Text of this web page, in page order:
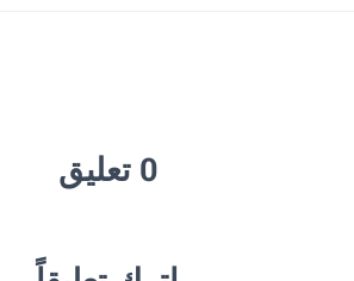
0 تعليق